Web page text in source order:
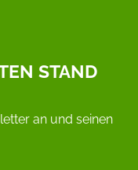
STAND
an und seinen